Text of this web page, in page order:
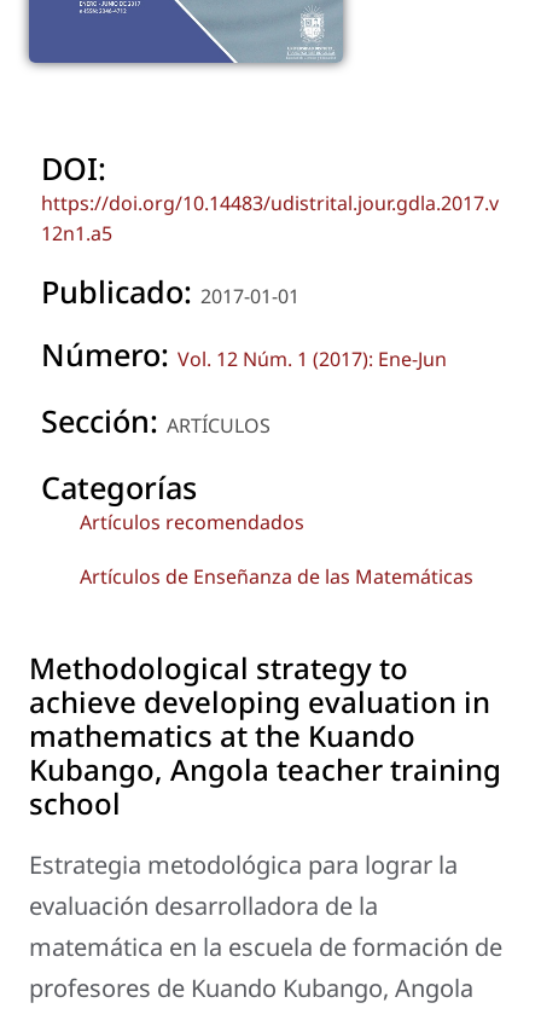
DOI:
https://doi.org/10.14483/udistrital.jour.gdla.2017.v
12n1.a5
Publicado: 2017-01-01
Número: Vol. 12 Núm. 1 (2017): Ene-Jun
Sección: ARTÍCULOS
Categorías
Artículos recomendados
Artículos de Enseñanza de las Matemáticas
Methodological strategy to
achieve developing evaluation in
mathematics at the Kuando
Kubango, Angola teacher training
school
Estrategia metodológica para lograr la
evaluación desarrolladora de la
matemática en la escuela de formación de
profesores de Kuando Kubango, Angola